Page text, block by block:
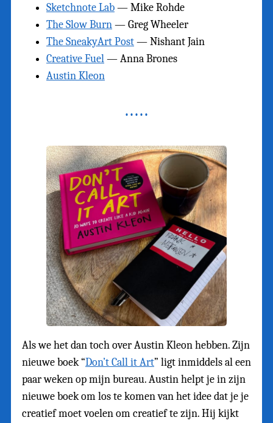
Sketchnote Lab— Mike Rohde
The Slow Burn— Greg Wheeler
The SneakyArt Post— Nishant Jain
Creative Fuel— Anna Brones
Austin Kleon
Als we het dan toch over Austin Kleon hebben. Zijn
nieuwe boek “Don’t Call it Art” ligt inmiddels al een
paar weken op mijn bureau. Austin helpt je in zijn
nieuwe boek om los te komen van het idee dat je je
creatief moet voelen om creatief te zijn. Hij kijkt